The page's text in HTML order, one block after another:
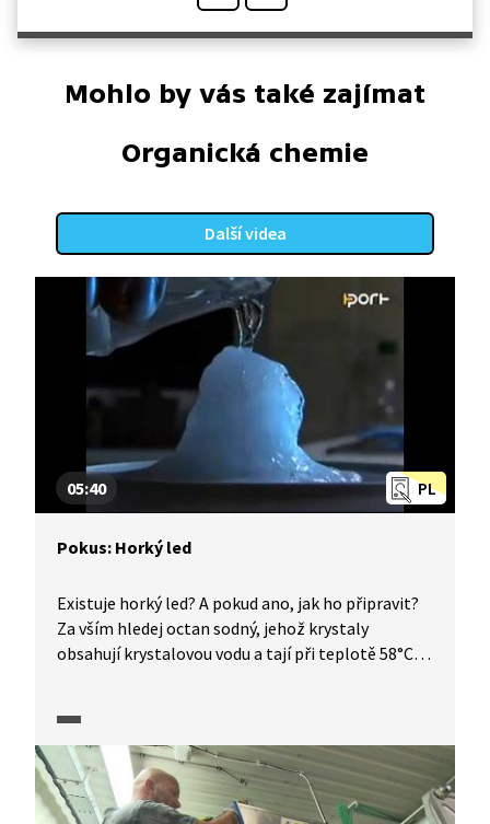
Mohlo by vás také zajímat
Organická chemie
Další videa
PL
05:40
Pokus: Horký led
Existuje horký led? A pokud ano, jak ho připravit?
Za vším hledej octan sodný, jehož krystaly
obsahují krystalovou vodu a tají při teplotě 58°C.
se přesycený roztok, který můžeme zchladit
pod teplotu tuhnutí. Tento jev se nazývá
podchlazená kapalina. Vložíme-li do ní párátko,
které působí jako krystalizační jádro, začnou